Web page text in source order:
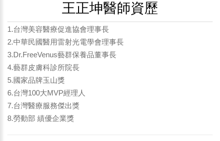
王正坤醫師資歷
1.台灣美容醫療促進協會理事長
2.中華民國醫用雷射光電學會理事長
3.Dr.FreeVenus藝群保養品董事長
4.藝群皮膚科診所院長
5.國家品牌玉山獎
6.台灣100大MVP經理人
7.台灣醫療服務傑出獎
8.勞動部 績優企業獎